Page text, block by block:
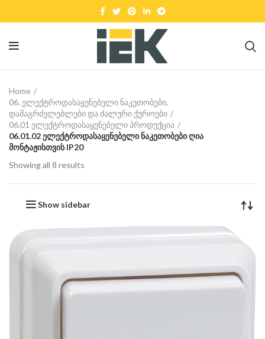
Home
06. ელექტროდასაყენებელი ნაკეთობები,
დამაგრძელებლები და ძალური ქუროები
06.01 ელექტროდასაყენებელი პროდუქცია
06.01.02 ელექტროდასაყენებელი ნაკეთობები ღია
მონტაჟისთვის IP20
Showing all 8 results
Show sidebar